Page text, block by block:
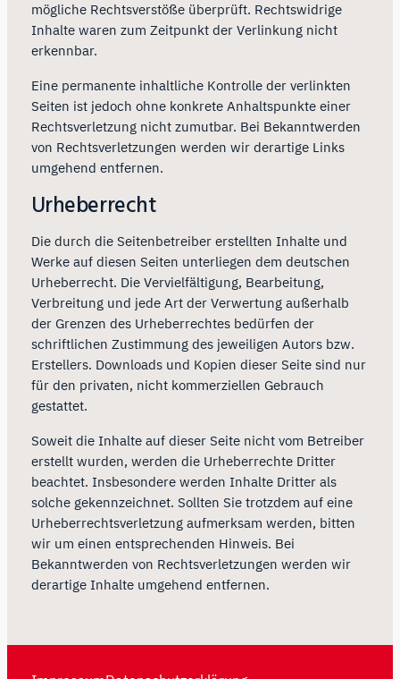
mögliche Rechtsverstöße überprüft. Rechtswidrige
Inhalte waren zum Zeitpunkt der Verlinkung nicht
erkennbar.
Eine permanente inhaltliche Kontrolle der verlinkten
Seiten ist jedoch ohne konkrete Anhaltspunkte einer
Rechtsverletzung nicht zumutbar. Bei Bekanntwerden
von Rechtsverletzungen werden wir derartige Links
umgehend entfernen.
Urheberrecht
Die durch die Seitenbetreiber erstellten Inhalte und
Werke auf diesen Seiten unterliegen dem deutschen
Urheberrecht. Die Vervielfältigung, Bearbeitung,
Verbreitung und jede Art der Verwertung außerhalb
der Grenzen des Urheberrechtes bedürfen der
schriftlichen Zustimmung des jeweiligen Autors bzw.
Erstellers. Downloads und Kopien dieser Seite sind nur
für den privaten, nicht kommerziellen Gebrauch
gestattet.
Soweit die Inhalte auf dieser Seite nicht vom Betreiber
erstellt wurden, werden die Urheberrechte Dritter
beachtet. Insbesondere werden Inhalte Dritter als
solche gekennzeichnet. Sollten Sie trotzdem auf eine
Urheberrechtsverletzung aufmerksam werden, bitten
wir um einen entsprechenden Hinweis. Bei
Bekanntwerden von Rechtsverletzungen werden wir
derartige Inhalte umgehend entfernen.